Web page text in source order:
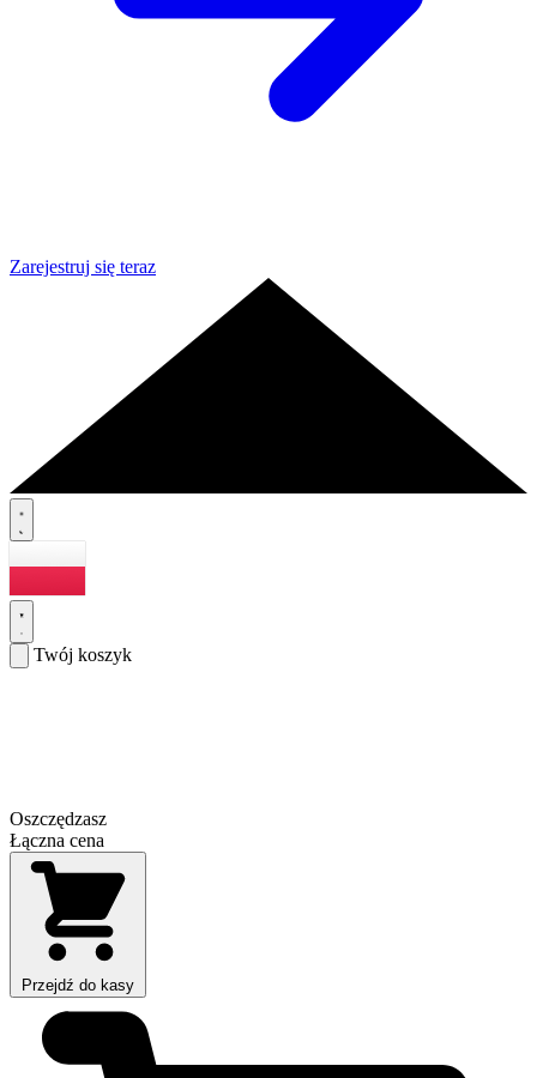
Zarejestruj się teraz
Twój koszyk
Oszczędzasz
Łączna cena
Przejdź do kasy